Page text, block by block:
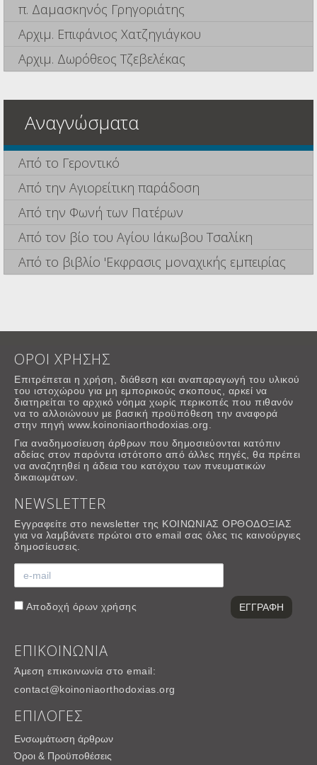
π. Δαμασκηνός Γρηγοριάτης
Αρχιμ. Επιφάνιος Χατζηγιάγκου
Αρχιμ. Δωρόθεος Τζεβελέκας
Αναγνώσματα
Από το Γεροντικό
Από την Αγιορείτικη παράδοση
Από την Φωνή των Πατέρων
Από τον βίο του Αγίου Ιάκωβου Τσαλίκη
Από το βιβλίο 'Εκφρασις μοναχικής εμπειρίας
ΟΡΟΙ ΧΡΗΣΗΣ
Επιτρέπεται η χρήση, διάθεση και αναπαραγωγή του υλικού
του ιστοχώρου για μη εμπορικούς σκοπους, αρκεί να
διατηρείται το αρχικό νόημα χωρίς περικοπές που πιθανόν
να το αλλοιώνουν με βασική προϋπόθεση την αναφορά
στην πηγή www.koinoniaorthodoxias.org.
Για αναδημοσίευση άρθρων που δημοσιεύονται κατόπιν
αδείας στον παρόντα ιστότοπο από άλλες πηγές, θα πρέπει
να αναζητηθεί η άδεια του κατόχου των πνευματικών
δικαιωμάτων.
NEWSLETTER
Εγγραφείτε στο newsletter της ΚΟΙΝΩΝΙΑΣ ΟΡΘΟΔΟΞΙΑΣ
για να λαμβάνετε πρώτοι στο email σας όλες τις καινούργιες
δημοσίευσεις.
Αποδοχή όρων χρήσης
ΕΠΙΚΟΙΝΩΝΙΑ
Άμεση επικοινωνία στο email:
contact@koinoniaorthodoxias.org
ΕΠΙΛΟΓΕΣ
Ενσωμάτωση άρθρων
Όροι & Προϋποθέσεις